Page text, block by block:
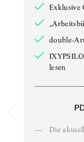
Exklusive
double-
lesen
—
Die